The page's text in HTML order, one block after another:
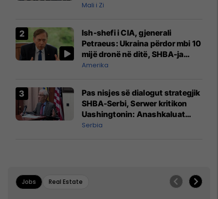
Mali i Zi
Ish-shefi i CIA, gjenerali
Petraeus: Ukraina përdor mbi 10
mijë dronë në ditë, SHBA-ja
mbetet shumë prapa në
Amerika
Pas nisjes së dialogut strategjik
SHBA-Serbi, Serwer kritikon
Uashingtonin: Anashkaluat
Banjskën, sulmin ndaj KFOR-it
Serbia
Jobs Real Estate